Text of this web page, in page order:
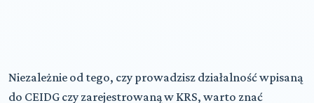
Niezależnie od tego, czy prowadzisz działalność wpisaną
do CEIDG czy zarejestrowaną w KRS, warto znać